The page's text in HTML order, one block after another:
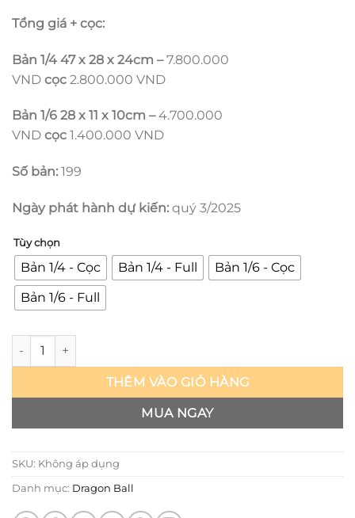
Tổng giá + cọc:
Bản 1/4 47 x 28 x 24cm –7.800.000
VND cọc 2.800.000 VND
Bản 1/6 28 x 11 x 10cm –4.700.000
VND cọc 1.400.000 VND
Số bản: 199
Ngày phát hành dự kiến: quý 3/2025
Tùy chọn
Bản 1/4 - Cọc Bản 1/4 - Full
Bản 1/6 - Cọc
Bản 1/6 - Full
Dragon Ball Z - Majin Vegeta - BoBo số lượng
THÊM VÀO GIỎ HÀNG
MUA NGAY
SKU: Không áp dụng
Danh mục: Dragon Ball